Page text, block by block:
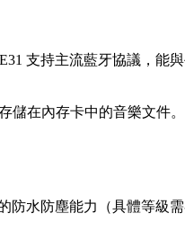
支持主流藍牙協議，
儲在內存卡中的音樂文
防水防塵能力（具體等